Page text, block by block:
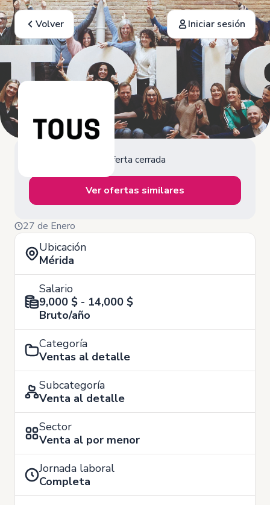
Volver Iniciar sesión
Oferta cerrada
Ver ofertas similares
27 de Enero
Ubicación
Mérida
Salario
9,000 $ - 14,000 $
Bruto/año
Categoría
Ventas al detalle
Subcategoría
Venta al detalle
Sector
Venta al por menor
Jornada laboral
Completa